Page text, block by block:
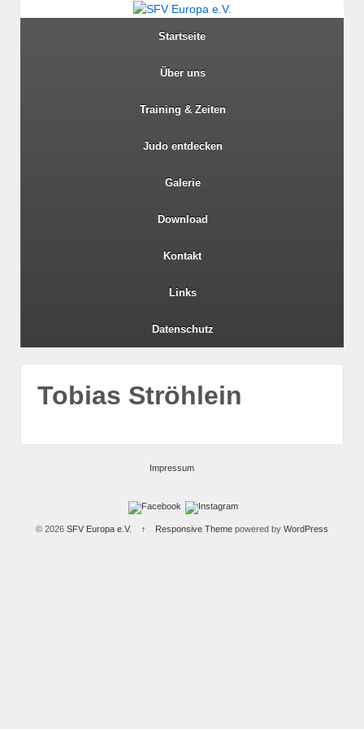
Startseite
Über uns
Training & Zeiten
Judo entdecken
Galerie
Download
Kontakt
Links
Datenschutz
Tobias Ströhlein
Impressum
© 2026 SFV Europa e.V. ↑ Responsive Themepowered by WordPress